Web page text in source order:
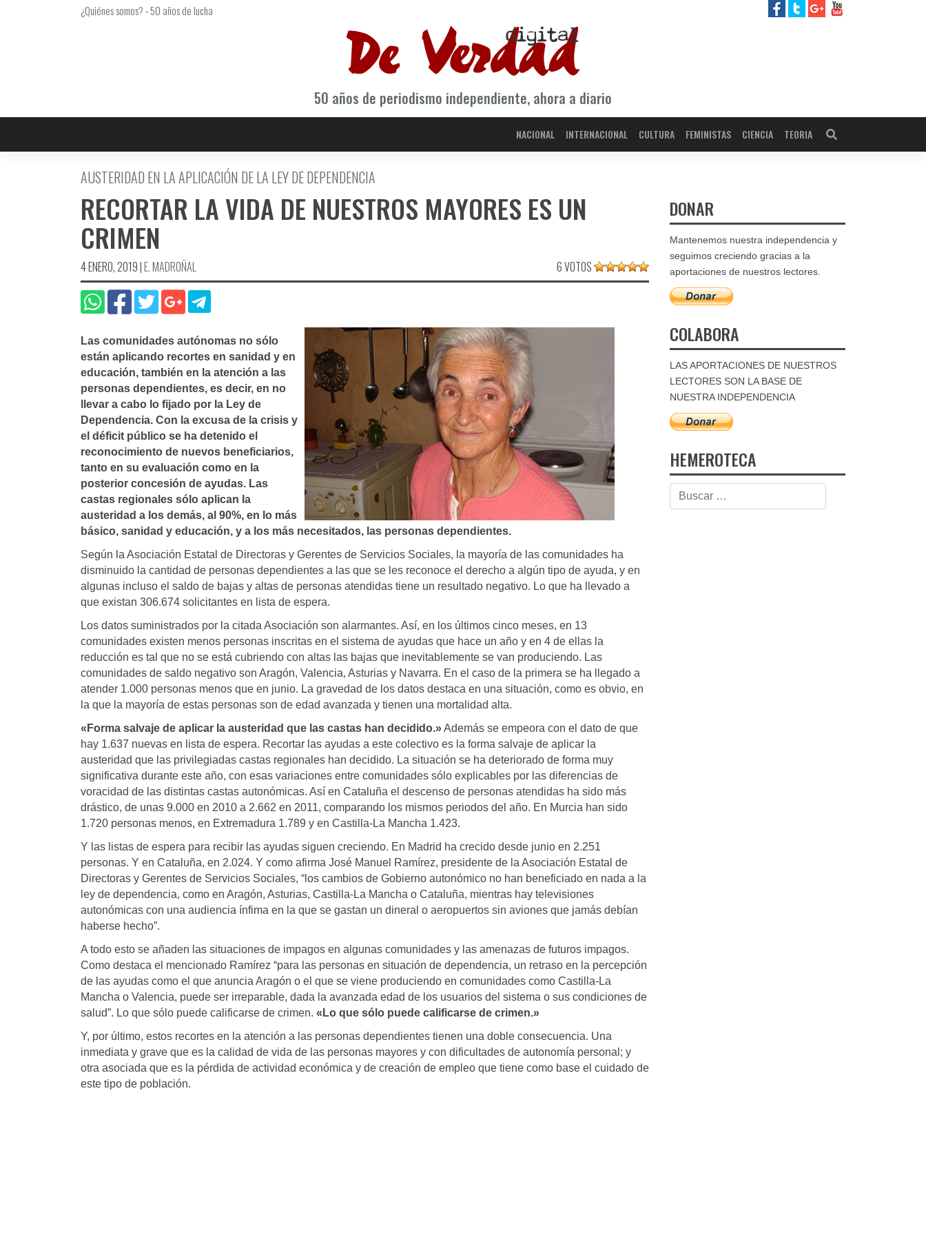
¿Quiénes somos?-50 años de lucha
50 años de periodismo independiente, ahora a diario
NACIONAL INTERNACIONAL CULTURA FEMINISTAS CIENCIA TEORIA
AUSTERIDAD EN LA APLICACIÓN DE LA LEY DE DEPENDENCIA
RECORTAR LA VIDA DE NUESTROS MAYORES ES UN
CRIMEN
4 ENERO, 2019|E. MADROÑAL 6 VOTOS
Las comunidades autónomas no sólo
están aplicando recortes en sanidad y en
educación, también en la atención a las
personas dependientes, es decir, en no
llevar a cabo lo fijado por la Ley de
Dependencia. Con la excusa de la crisis y
el déficit público se ha detenido el
reconocimiento de nuevos beneficiarios,
tanto en su evaluación como en la
posterior concesión de ayudas. Las
castas regionales sólo aplican la
austeridad a los demás, al 90%, en lo más
básico, sanidad y educación, y a los más necesitados, las personas dependientes.
Según la Asociación Estatal de Directoras y Gerentes de Servicios Sociales, la mayoría de las comunidades ha
disminuido la cantidad de personas dependientes a las que se les reconoce el derecho a algún tipo de ayuda, y en
algunas incluso el saldo de bajas y altas de personas atendidas tiene un resultado negativo. Lo que ha llevado a
que existan 306.674 solicitantes en lista de espera.
Los datos suministrados por la citada Asociación son alarmantes. Así, en los últimos cinco meses, en 13
comunidades existen menos personas inscritas en el sistema de ayudas que hace un año y en 4 de ellas la
reducción es tal que no se está cubriendo con altas las bajas que inevitablemente se van produciendo. Las
comunidades de saldo negativo son Aragón, Valencia, Asturias y Navarra. En el caso de la primera se ha llegado a
atender 1.000 personas menos que en junio. La gravedad de los datos destaca en una situación, como es obvio, en
la que la mayoría de estas personas son de edad avanzada y tienen una mortalidad alta.
«Forma salvaje de aplicar la austeridad que las castas han decidido.»Además se empeora con el dato de que
hay 1.637 nuevas en lista de espera. Recortar las ayudas a este colectivo es la forma salvaje de aplicar la
austeridad que las privilegiadas castas regionales han decidido. La situación se ha deteriorado de forma muy
significativa durante este año, con esas variaciones entre comunidades sólo explicables por las diferencias de
voracidad de las distintas castas autonómicas. Así en Cataluña el descenso de personas atendidas ha sido más
drástico, de unas 9.000 en 2010 a 2.662 en 2011, comparando los mismos periodos del año. En Murcia han sido
1.720 personas menos, en Extremadura 1.789 y en Castilla-La Mancha 1.423.
Y las listas de espera para recibir las ayudas siguen creciendo. En Madrid ha crecido desde junio en 2.251
personas. Y en Cataluña, en 2.024. Y como afirma José Manuel Ramírez, presidente de la Asociación Estatal de
Directoras y Gerentes de Servicios Sociales, “los cambios de Gobierno autonómico no han beneficiado en nada a la
ley de dependencia, como en Aragón, Asturias, Castilla-La Mancha o Cataluña, mientras hay televisiones
autonómicas con una audiencia ínfima en la que se gastan un dineral o aeropuertos sin aviones que jamás debían
haberse hecho”.
A todo esto se añaden las situaciones de impagos en algunas comunidades y las amenazas de futuros impagos.
Como destaca el mencionado Ramírez “para las personas en situación de dependencia, un retraso en la percepción
de las ayudas como el que anuncia Aragón o el que se viene produciendo en comunidades como Castilla-La
Mancha o Valencia, puede ser irreparable, dada la avanzada edad de los usuarios del sistema o sus condiciones de
salud”. Lo que sólo puede calificarse de crimen. «Lo que sólo puede calificarse de crimen.»
Y, por último, estos recortes en la atención a las personas dependientes tienen una doble consecuencia. Una
inmediata y grave que es la calidad de vida de las personas mayores y con dificultades de autonomía personal; y
otra asociada que es la pérdida de actividad económica y de creación de empleo que tiene como base el cuidado de
este tipo de población.
DONAR
Mantenemos nuestra independencia y
seguimos creciendo gracias a la
aportaciones de nuestros lectores.
COLABORA
LAS APORTACIONES DE NUESTROS
LECTORES SON LA BASE DE
NUESTRA INDEPENDENCIA
HEMEROTECA